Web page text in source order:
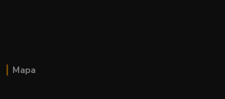
Mapa